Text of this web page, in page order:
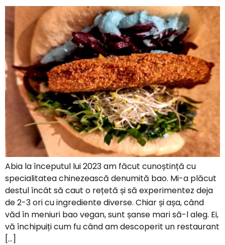
Abia la începutul lui 2023 am făcut cunoștință cu
specialitatea chinezească denumită bao. Mi-a plăcut
destul încât să caut o rețetă și să experimentez deja
de 2-3 ori cu ingrediente diverse. Chiar și așa, când
văd în meniuri bao vegan, sunt șanse mari să-l aleg. Ei,
vă închipuiți cum fu când am descoperit un restaurant
[…]